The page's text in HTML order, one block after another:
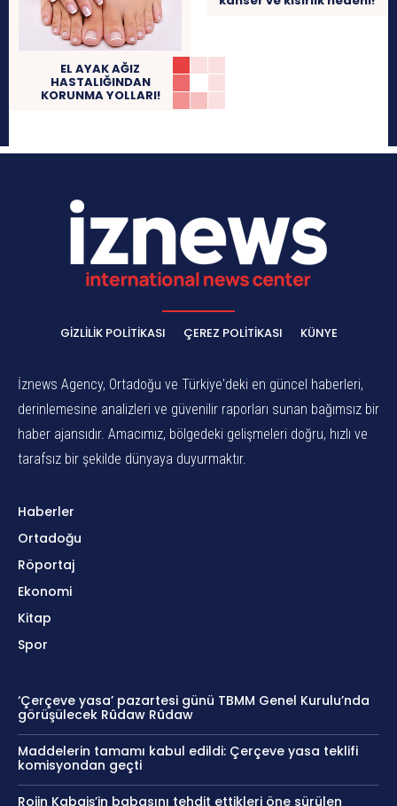
EL AYAK AĞIZ
HASTALIĞINDAN
KORUNMA YOLLARI!
GIZLILIK POLITIKASI ÇEREZ POLITIKASI KÜNYE
İznews Agency, Ortadoğu ve Türkiye'deki en güncel haberleri,
derinlemesine analizleri ve güvenilir raporları sunan bağımsız bir
haber ajansıdır. Amacımız, bölgedeki gelişmeleri doğru, hızlı ve
tarafsız bir şekilde dünyaya duyurmaktır.
Haberler
Ortadoğu
Röportaj
Ekonomi
Kitap
Spor
‘Çerçeve yasa’ pazartesi günü TBMM Genel Kurulu’nda
görüşülecek Rûdaw Rûdaw
Maddelerin tamamı kabul edildi: Çerçeve yasa teklifi
komisyondan geçti
Rojin Kabaiş’in babasını tehdit ettikleri öne sürülen